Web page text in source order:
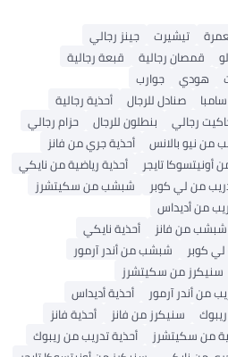
تيشيرت
جينز رجالي
قمصان رجالية
قبعة رجالية
هودي
جوارب
صنادل للرجال
أحذية رجالية
رجالي بنطلون للرجال
حزام رجالي
من نيو بالانس
أحذية جري من فانز
أونيتسوكا تايجر
أحذية رياضية من نايكي
من لي كوبر
شبشب من سكيتشرز
من أديداس
شبشب من فانز
أحذية نايكي
كوبر
شبشب من أندر آرمور
سنيكرز من سكيتشرز
من أندر آرمور
أحذية أديداس
سنيكرز من فانز
أحذية فانز
من سكيتشرز
أحذية تدريب من ريبوك